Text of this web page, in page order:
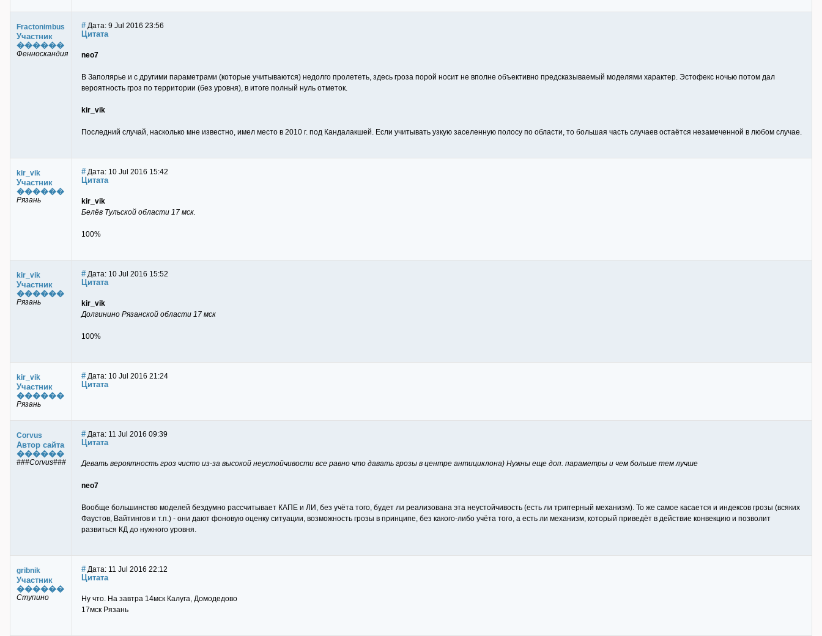
Fractonimbus
Участник
������
Фенноскандия
# Дата: 9 Jul 2016 23:56
Цитата
neo7
В Заполярье и с другими параметрами (которые учитываются) недолго пролететь, здесь гроза порой носит не вполне объективно предсказываемый моделями характер. Эстофекс ночью потом дал
вероятность гроз по территории (без уровня), в итоге полный нуль отметок.
kir_vik
Последний случай, насколько мне известно, имел место в 2010 г. под Кандалакшей. Если учитывать узкую заселенную полосу по области, то большая часть случаев остаётся незамеченной в любом случае.
kir_vik
Участник
������
Рязань
# Дата: 10 Jul 2016 15:42
Цитата
kir_vik
Белёв Тульской области 17 мск.
100%
kir_vik
Участник
������
Рязань
# Дата: 10 Jul 2016 15:52
Цитата
kir_vik
Долгинино Рязанской области 17 мск
100%
kir_vik
Участник
������
Рязань
# Дата: 10 Jul 2016 21:24
Цитата
Corvus
Автор сайта
������
###Corvus###
# Дата: 11 Jul 2016 09:39
Цитата
Девать вероятность гроз чисто из-за высокой неустойчивости все равно что давать грозы в центре антициклона) Нужны еще доп. параметры и чем больше тем лучше
neo7
Вообще большинство моделей бездумно рассчитывает КАПЕ и ЛИ, без учёта того, будет ли реализована эта неустойчивость (есть ли триггерный механизм). То же самое касается и индексов грозы (всяких
Фаустов, Вайтингов и т.п.) - они дают фоновую оценку ситуации, возможность грозы в принципе, без какого-либо учёта того, а есть ли механизм, который приведёт в действие конвекцию и позволит
развиться КД до нужного уровня.
gribnik
Участник
������
Ступино
# Дата: 11 Jul 2016 22:12
Цитата
Ну что. На завтра 14мск Калуга, Домодедово
17мск Рязань